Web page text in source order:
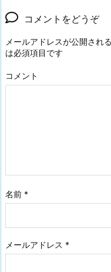
コメントをどうぞ
メールアドレスが公開され
は必須項目です
コメント
名前 *
メールアドレス *